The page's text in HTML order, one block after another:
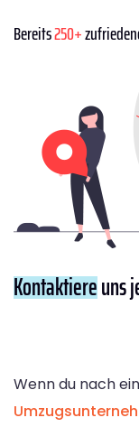
Bereits250+
Kontaktiereuns
Wenn du nach